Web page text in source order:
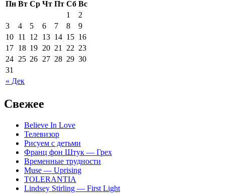
Пн Вт Ср Чт Пт Сб Вс
« Дек
1
2
3
4 5 6 7 8
9
10 11 12 13 14 15 16
17 18 19 20 21 22 23
24 25 26 27 28 29 30
31
Свежее
Believe In Love
Телевизор
Рисуем с детьми
Франц фон Штук — Грех
Временные трудности
Muse — Uprising
TOLERANTIA
Lindsey Stirling — First Light